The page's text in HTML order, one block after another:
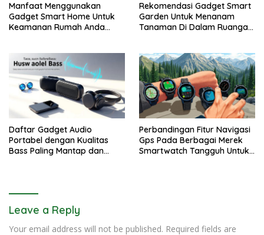
Manfaat Menggunakan
Gadget Smart Home Untuk
Keamanan Rumah Anda
Rekomendasi Gadget Smart
Garden Untuk Menanam
Tanaman Di Dalam Ruangan
Daftar Gadget Audio
Portabel dengan Kualitas
Bass Paling Mantap dan
Perbandingan Fitur Navigasi
Gps Pada Berbagai Merek
Smartwatch Tangguh Untuk
Leave a Reply
Your email address will not be published. Required fields are